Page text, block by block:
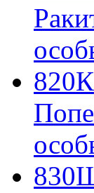
820К